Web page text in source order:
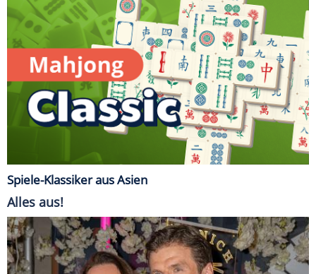
Spiele-Klassiker aus Asien
Alles aus!